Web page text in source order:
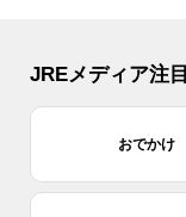
JREメディア注
おでかけ